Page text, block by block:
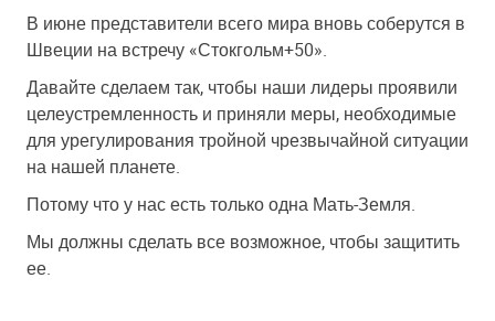
В июне представители всего мира вновь соберутся в
Швеции на встречу «Стокгольм+50».
Давайте сделаем так, чтобы наши лидеры проявили
целеустремленность и приняли меры, необходимые
для урегулирования тройной чрезвычайной ситуации
на нашей планете.
Потому что у нас есть только одна Мать-Земля.
Мы должны сделать все возможное, чтобы защитить
ее.